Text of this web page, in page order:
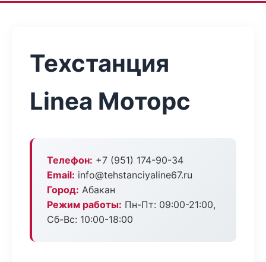
Техстанция
Linea Моторс
Телефон: +7 (951) 174-90-34
Email: info@tehstanciyaline67.ru
Город: Абакан
Режим работы: Пн-Пт: 09:00-21:00,
Сб-Вс: 10:00-18:00